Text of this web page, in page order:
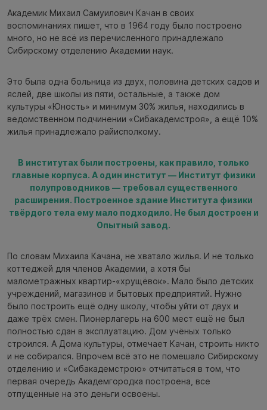
Академик Михаил Самуилович Качан в своих
воспоминаниях пишет, что в 1964 году было построено
много, но не всё из перечисленного принадлежало
Сибирскому отделению Академии наук.
Это была одна больница из двух, половина детских садов и
яслей, две школы из пяти, остальные, а также дом
культуры «Юность» и минимум 30% жилья, находились в
ведомственном подчинении «Сибакадемстроя», а ещё 10%
жилья принадлежало райисполкому.
В институтах были построены, как правило, только
главные корпуса. А один институт — Институт физики
полупроводников — требовал существенного
расширения. Построенное здание Института физики
твёрдого тела ему мало подходило. Не был достроен и
Опытный завод.
По словам Михаила Качана, не хватало жилья. И не только
коттеджей для членов Академии, а хотя бы
малометражных квартир-«хрущёвок». Мало было детских
учреждений, магазинов и бытовых предприятий. Нужно
было построить ещё одну школу, чтобы уйти от двух и
даже трёх смен. Пионерлагерь на 600 мест ещё не был
полностью сдан в эксплуатацию. Дом учёных только
строился. А Дома культуры, отмечает Качан, строить никто
и не собирался. Впрочем всё это не помешало Сибирскому
отделению и «Сибакадемстрою» отчитаться в том, что
первая очередь Академгородка построена, все
отпущенные на это деньги освоены.